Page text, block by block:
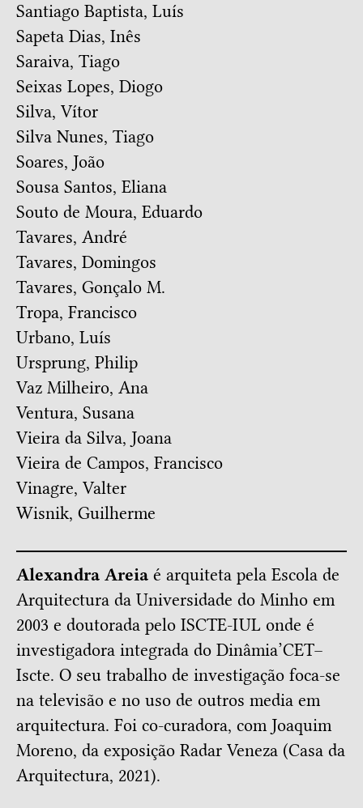
Santiago Baptista, Luís
Sapeta Dias, Inês
Saraiva, Tiago
Seixas Lopes, Diogo
Silva, Vítor
Silva Nunes, Tiago
Soares, João
Sousa Santos, Eliana
Souto de Moura, Eduardo
Tavares, André
Tavares, Domingos
Tavares, Gonçalo M.
Tropa, Francisco
Urbano, Luís
Ursprung, Philip
Vaz Milheiro, Ana
Ventura, Susana
Vieira da Silva, Joana
Vieira de Campos, Francisco
Vinagre, Valter
Wisnik, Guilherme
Alexandra Areia é arquiteta pela Escola de
Arquitectura da Universidade do Minho em
2003 e doutorada pelo ISCTE-IUL onde é
investigadora integrada do Dinâmia’CET–
Iscte. O seu trabalho de investigação foca-se
na televisão e no uso de outros media em
arquitectura. Foi co-curadora, com Joaquim
Moreno, da exposição Radar Veneza (Casa da
Arquitectura, 2021).